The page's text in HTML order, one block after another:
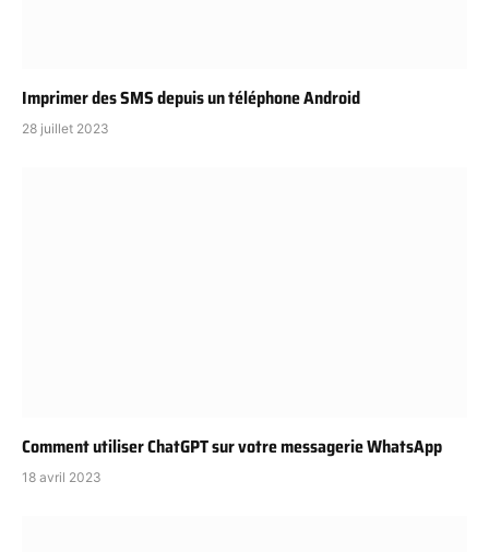
Imprimer des SMS depuis un téléphone Android
28 juillet 2023
Comment utiliser ChatGPT sur votre messagerie WhatsApp
18 avril 2023